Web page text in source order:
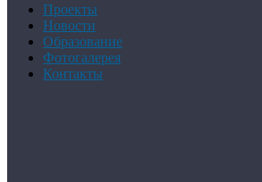
Проекты
Новости
Образование
Фотогалерея
Контакты